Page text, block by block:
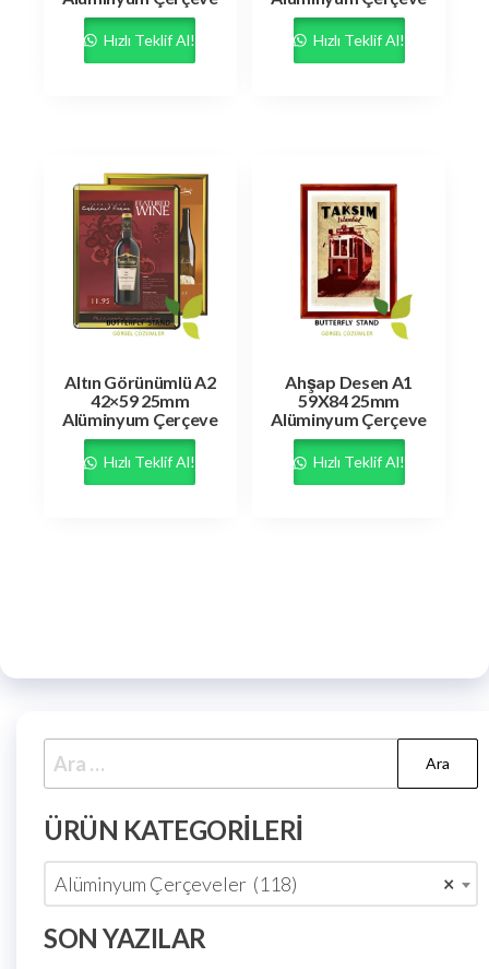
Hızlı Teklif Al! Hızlı Teklif Al!
Altın Görünümlü A2
42×59 25mm
Alüminyum Çerçeve
Hızlı Teklif Al!
Ahşap Desen A1
59X84 25mm
Alüminyum Çerçeve
Hızlı Teklif Al!
ÜRÜN KATEGORILERI
×
Alüminyum Çerçeveler (118)
SON YAZILAR